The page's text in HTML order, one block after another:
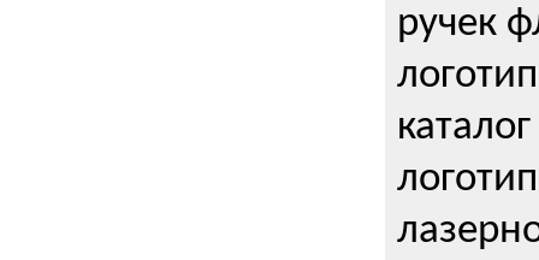
ручек